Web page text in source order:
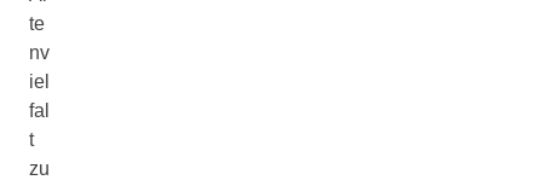
te
nv
iel
fal
t
zu